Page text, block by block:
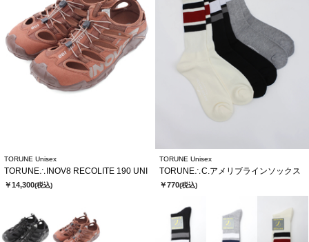
TORUNE Unisex
TORUNE∴INOV8 RECOLITE 190 UNI
￥14,300(税込)
TORUNE Unisex
TORUNE∴C.アメリブラインソックス
￥770(税込)